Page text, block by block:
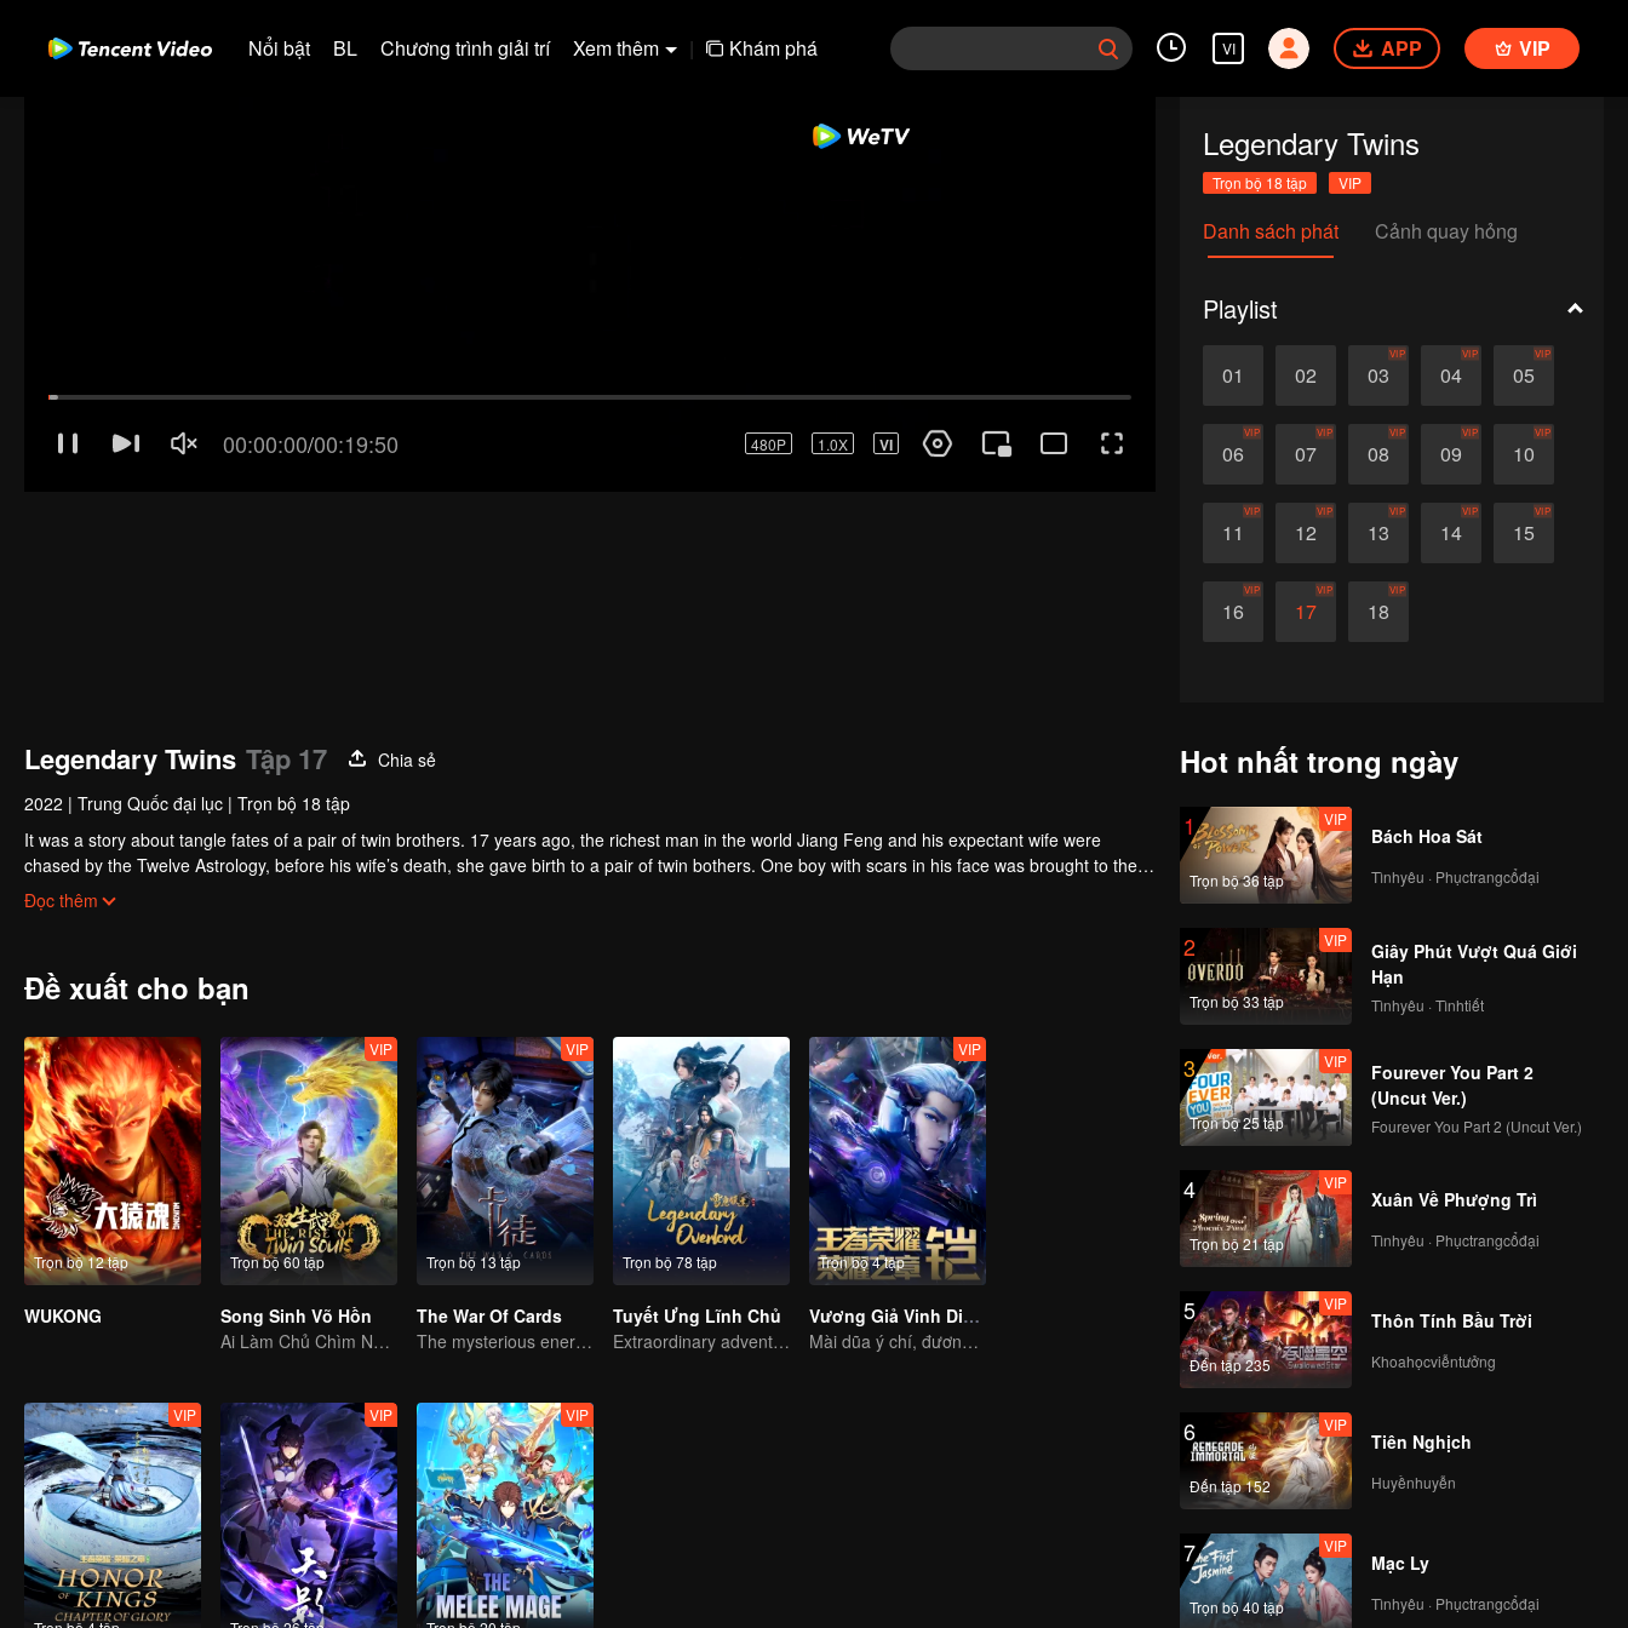
Nổi bật BL Chương trình giải trí Xem thêm | Khám phá VI APP VIP
Legendary Twins
Trọn bộ 18 tập VIP
Danh sách phát Cảnh quay hỏng
Playlist
01 02 03
VIP
04
VIP
05
VIP
06
VIP
07
VIP
08
VIP
09
VIP
10
VIP
11
VIP
12
VIP
13
VIP
14
VIP
15
VIP
16
VIP
17
VIP
18
VIP
Legendary Twins Tập 17
Chia sẻ
2022 | Trung Quốc đại lục | Trọn bộ 18 tập
It was a story about tangle fates of a pair of twin brothers. 17 years ago, the richest man in the world Jiang Feng and his expectant wife were
chased by the Twelve Astrology, before his wife’s death, she gave birth to a pair of twin bothers. One boy with scars in his face was brought to the
Villains' Valley, the other boy was brought to the forbidden area in the Martial arts World, Palace Yihua.
After many years, the young man with scars in his face Jiang Xiaoyu was brought up by five evils in the Villains' Valley and wanted to be the first
villain in the world. Hua Wuque did good deeds and destroyed evil in the spirit of defending traditional moral principles.
Đọc thêm
Đề xuất cho bạn
Trọn bộ 12 tập
WUKONG
Trọn bộ 60 tập
VIP
Song Sinh Võ Hồn
Ai Làm Chủ Chìm Nổi, Thần Võ Vô Địch
Trọn bộ 13 tập
VIP
The War Of Cards
The mysterious energy from cards caused a war, how did Chen Mu handle it?
Trọn bộ 78 tập
Tuyết Ưng Lĩnh Chủ
Extraordinary adventure, a teenager reborn from adversity.
Trọn bộ 4 tập
VIP
Vương Giả Vinh Diệu - Vinh Diệu Chi Chương: Mệnh Vận Thiên
Mài dũa ý chí, đương đầu số phận
VIP VIP VIP
Hot nhất trong ngày
1
Trọn bộ 36 tập
VIP
Bách Hoa Sát
Tìnhyêu · Phụctrangcổđại
2
Trọn bộ 33 tập
VIP
Giây Phút Vượt Quá Giới
Hạn
Tìnhyêu · Tìnhtiết
3
Trọn bộ 25 tập
VIP
Fourever You Part 2
(Uncut Ver.)
Fourever You Part 2 (Uncut Ver.)
4
Trọn bộ 21 tập
VIP
Xuân Về Phượng Trì
Tìnhyêu · Phụctrangcổđại
5
Đến tập 235
VIP
Thôn Tính Bầu Trời
Khoahọcviễntưởng
6
Đến tập 152
VIP
Tiên Nghịch
Huyềnhuyễn
7
Trọn bộ 40 tập
VIP
Mạc Ly
Tìnhyêu · Phụctrangcổđại